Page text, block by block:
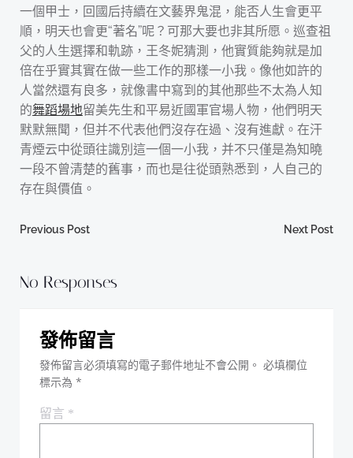
一個甲士，回國后持續在文藝界鬼混，能否人生會更平
順，明天也會更“著名”呢？可那大要也非其所愿。巡查祖
父的人生選擇和軌跡，王冬妮猜測，他實質能夠就是加
倍在乎實其實在做一些工作的那樣一小我。像他如許的
人當然還有良多，就像書中寫到的其他那些不太為人知
的舞蹈場地留美先生和平易近國軍官場人物，他們明天
默默無聞，但并不代表他們沒存在過、沒有進獻。在汗
青煙云中從頭往識別這一個一小我，并不只僅是為知曉
一段不曾清楚的舊事，而也是往從頭熟悉到，人自己的
存在與價值。
Post
navigation
Previous Post Next Post
No Responses
發佈留言
發佈留言必須填寫的電子郵件地址不會公開。 必填欄位
標示為 *
留言 *